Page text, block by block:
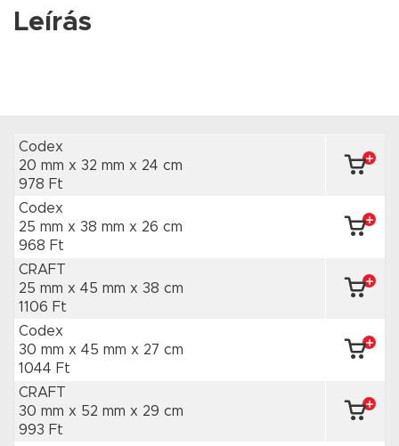
Leírás
Codex
20 mm x 32 mm x 24 cm
978 Ft
Codex
25 mm x 38 mm x 26 cm
968 Ft
CRAFT
25 mm x 45 mm x 38 cm
1106 Ft
Codex
30 mm x 45 mm x 27 cm
1044 Ft
CRAFT
30 mm x 52 mm x 29 cm
993 Ft